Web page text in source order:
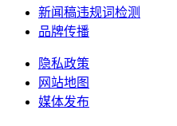
新闻稿违规词检测
品牌传播
隐私政策
网站地图
媒体发布